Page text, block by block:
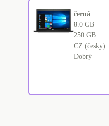
černá
8.0 GB
250 GB
CZ (česky)
Dobrý